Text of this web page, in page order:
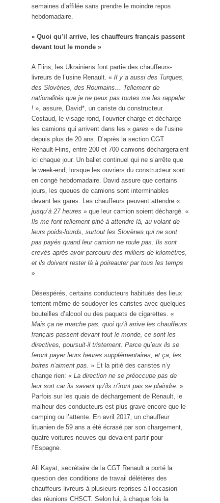
semaines d’affilée sans prendre le moindre repos
hebdomadaire.
« Quoi qu’il arrive, les chauffeurs français passent
devant tout le monde »
A Flins, les Ukrainiens font partie des chauffeurs-
livreurs de l’usine Renault. « Il y a aussi des Turques,
des Slovènes, des Roumains… Tellement de
nationalités que je ne peux pas toutes me les rappeler
! », assure, David*, un cariste du constructeur.
Costaud, le visage rond, l’ouvrier charge et décharge
les camions qui arrivent dans les « gares » de l’usine
depuis plus de 20 ans. D’après la section CGT
Renault-Flins, entre 200 et 700 camions déchargeraient
ici chaque jour. Un ballet continuel qui ne s’arrête que
le week-end, lorsque les ouvriers du constructeur sont
en congé hebdomadaire. David assure que certains
jours, les queues de camions sont interminables
devant les gares. Les chauffeurs peuvent attendre «
jusqu’à 27 heures » que leur camion soient déchargé. «
Ils me font tellement pitié à attendre là, au volant de
leurs poids-lourds, surtout les Slovènes qui ne sont
pas payés quand leur camion ne roule pas. Ils sont
crevés après avoir parcouru des milliers de kilomètres,
et ils doivent rester là à poireauter par tous les temps
».
Désespérés, certains conducteurs habitués des lieux
tentent même de soudoyer les caristes avec quelques
bouteilles d’alcool ou des paquets de cigarettes. «
Mais ça ne marche pas, quoi qu’il arrive les chauffeurs
français passent devant tout le monde, ce sont les
directives, poursuit-il tristement. Parce qu’eux ils se
feront payer leurs heures supplémentaires, et ça, les
boites n’aiment pas . » Et la pitié des caristes n’y
change rien: « La direction ne se préoccupe pas de
leur sort car ils savent qu’ils n’iront pas se plaindre. »
Parfois sur les quais de déchargement de Renault, le
malheur des conducteurs est plus grave encore que le
camping ou l’attente. En avril 2017, un chauffeur
lituanien de 59 ans a été écrasé par son chargement,
quatre voitures neuves qui devaient partir pour
l’Espagne.
Ali Kayat, secrétaire de la CGT Renault a porté la
question des conditions de travail délétères des
chauffeurs-livreurs à plusieurs reprises à l’occasion
des réunions CHSCT. Selon lui, à chaque fois la